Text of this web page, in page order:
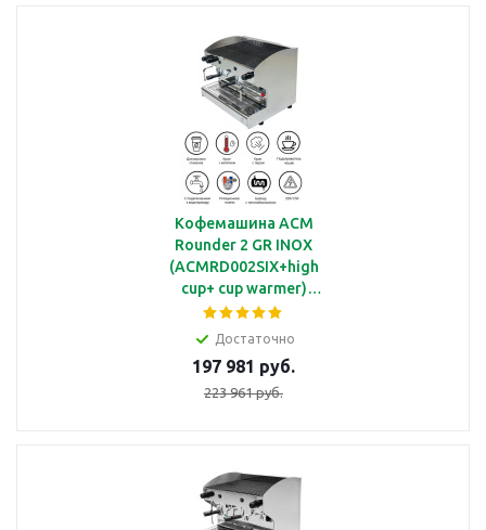
Кофемашина ACM
Rounder 2 GR INOX
(ACMRD002SIX+high
cup+ cup warmer)
полуавтоматическая с 2
группами под высокие
подогревателем чашек
Достаточно
197 981 руб.
223 961 руб.